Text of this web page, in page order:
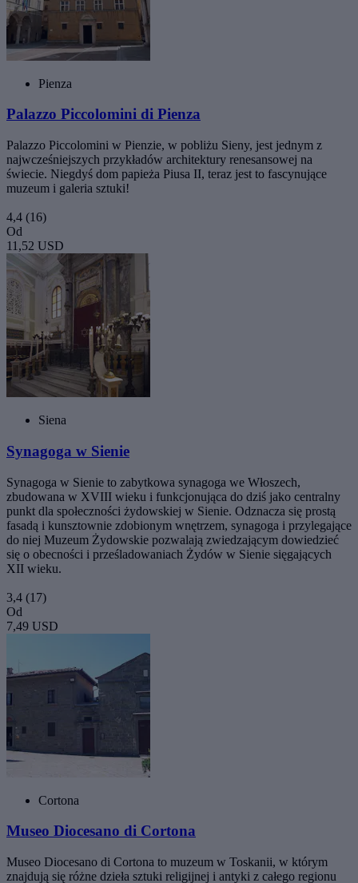
Pienza
Palazzo Piccolomini di Pienza
Palazzo Piccolomini w Pienzie, w pobliżu Sieny, jest jednym z
najwcześniejszych przykładów architektury renesansowej na
świecie. Niegdyś dom papieża Piusa II, teraz jest to fascynujące
muzeum i galeria sztuki!
4,4 (16)
Od
11,52 USD
Siena
Synagoga w Sienie
Synagoga w Sienie to zabytkowa synagoga we Włoszech,
zbudowana w XVIII wieku i funkcjonująca do dziś jako centralny
punkt dla społeczności żydowskiej w Sienie. Odznacza się prostą
fasadą i kunsztownie zdobionym wnętrzem, synagoga i przylegające
do niej Muzeum Żydowskie pozwalają zwiedzającym dowiedzieć
się o obecności i prześladowaniach Żydów w Sienie sięgających
XII wieku.
3,4 (17)
Od
7,49 USD
Cortona
Museo Diocesano di Cortona
Museo Diocesano di Cortona to muzeum w Toskanii, w którym
znajdują się różne dzieła sztuki religijnej i antyki z całego regionu